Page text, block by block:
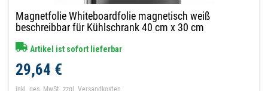
Magnetfolie Whiteboardfolie magnetisch weiß
beschreibbar für Kühlschrank 40 cm x 30 cm
Artikel ist sofort lieferbar
29,64 €
inkl. ges. MwSt. zzgl.Versandkosten